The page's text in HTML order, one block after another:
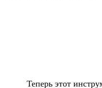
Теперь этот